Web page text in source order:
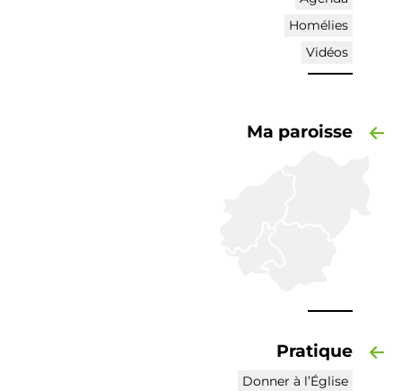
Homélies
Vidéos
Ma paroisse
Pratique
Donner à l’Église